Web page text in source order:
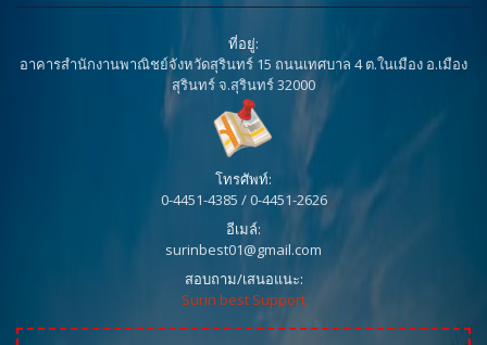
ที่อยู่:
อาคารสำนักงานพาณิชย์จังหวัดสุรินทร์ 15 ถนนเทศบาล 4 ต.ในเมือง อ.เมือง
สุรินทร์ จ.สุรินทร์ 32000
โทรศัพท์:
0-4451-4385 / 0-4451-2626
อีเมล์:
surinbest01@gmail.com
สอบถาม/เสนอแนะ:
Surin best Support